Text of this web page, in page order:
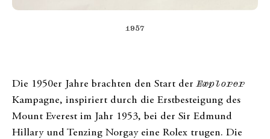
1957
Die 1950er Jahre brachten den Start derExplorer
Kampagne, inspiriert durch die Erstbesteigung des
Mount Everest im Jahr 1953, bei der Sir Edmund
Hillary und Tenzing Norgay eine Rolex trugen. Die